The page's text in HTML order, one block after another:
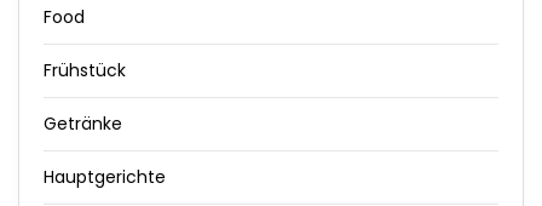
Food
Frühstück
Getränke
Hauptgerichte